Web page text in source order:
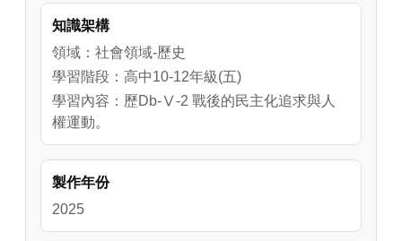
知識架構
領域：社會領域-歷史
學習階段：高中10-12年級(五)
學習內容：歷Db-Ⅴ-2 戰後的民主化追求與人
權運動。
製作年份
2025